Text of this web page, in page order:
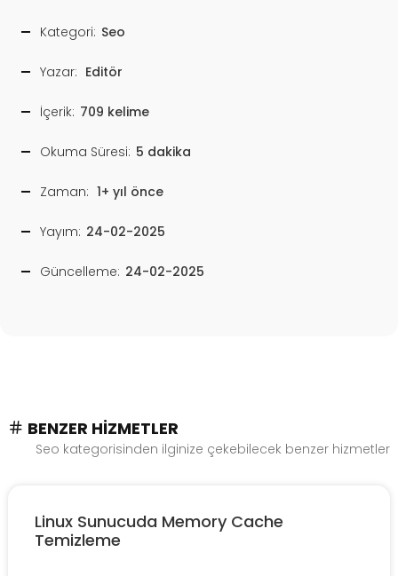
Kategori: Seo
Yazar: Editör
İçerik: 709 kelime
Okuma Süresi: 5 dakika
Zaman: 1+ yıl önce
Yayım: 24-02-2025
Güncelleme: 24-02-2025
BENZER HIZMETLER
Seo kategorisinden ilginize çekebilecek benzer hizmetler
Linux Sunucuda Memory Cache
Temizleme